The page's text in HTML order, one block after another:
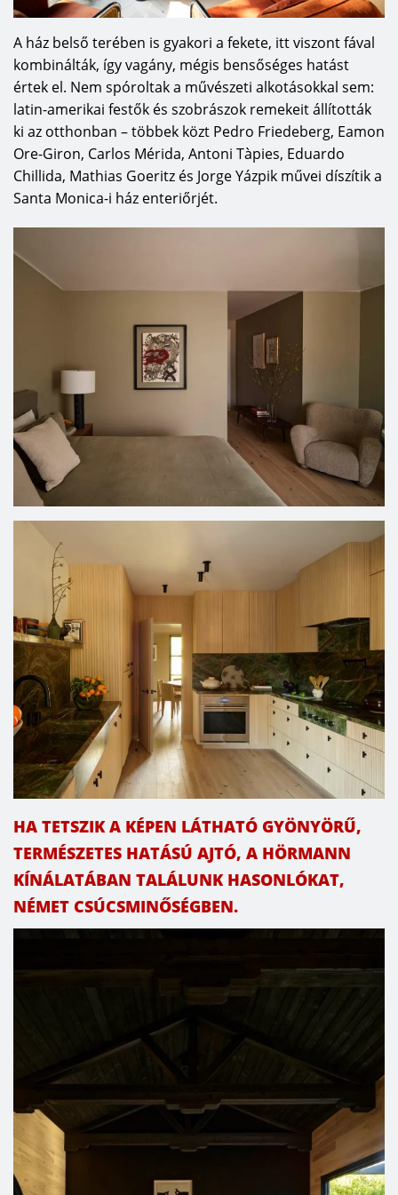
A ház belső terében is gyakori a fekete, itt viszont fával
kombinálták, így vagány, mégis bensőséges hatást
értek el. Nem spóroltak a művészeti alkotásokkal sem:
latin-amerikai festők és szobrászok remekeit állították
ki az otthonban – többek közt Pedro Friedeberg, Eamon
Ore-Giron, Carlos Mérida, Antoni Tàpies, Eduardo
Chillida, Mathias Goeritz és Jorge Yázpik művei díszítik a
Santa Monica-i ház enteriőrjét.
HA TETSZIK A KÉPEN LÁTHATÓ GYÖNYÖRŰ,
TERMÉSZETES HATÁSÚ AJTÓ, A HÖRMANN
KÍNÁLATÁBAN TALÁLUNK HASONLÓKAT,
NÉMET CSÚCSMINŐSÉGBEN.